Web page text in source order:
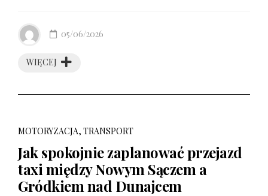
WIĘCEJ
05/06/2026
MOTORYZACJA, TRANSPORT
Jak spokojnie zaplanować przejazd
taxi między Nowym Sączem a
Gródkiem nad Dunajcem